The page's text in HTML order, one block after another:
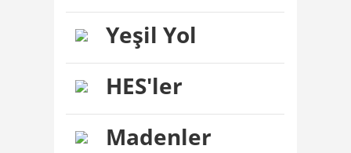
Yeşil Yol
HES'ler
Madenler